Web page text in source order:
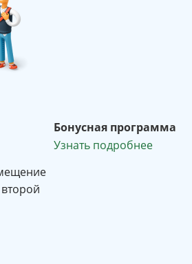
Бонусная программа
Узнать подробнее